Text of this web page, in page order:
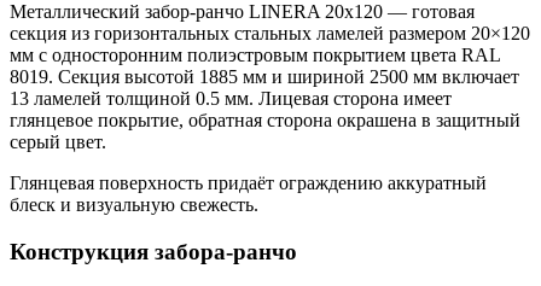
Металлический забор-ранчо LINERA 20х120 — готовая
секция из горизонтальных стальных ламелей размером 20×120
мм с односторонним полиэстровым покрытием цвета RAL
8019. Секция высотой 1885 мм и шириной 2500 мм включает
13 ламелей толщиной 0.5 мм. Лицевая сторона имеет
глянцевое покрытие, обратная сторона окрашена в защитный
серый цвет.
Глянцевая поверхность придаёт ограждению аккуратный
блеск и визуальную свежесть.
Конструкция забора-ранчо